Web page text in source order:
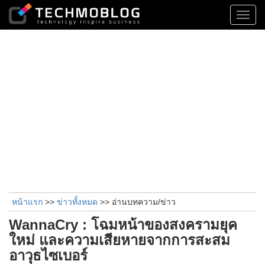
หน้าแรก >> ข่าวทั้งหมด >> อ่านบทความ/ข่าว
WannaCry : โฉมหน้าของสงครามยุค
ใหม่ และความเสียหายจากการสะสม
อาวุธไซเบอร์